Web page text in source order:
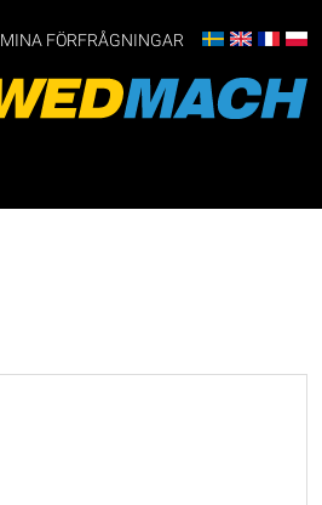
MINA FÖRFRÅGNINGAR